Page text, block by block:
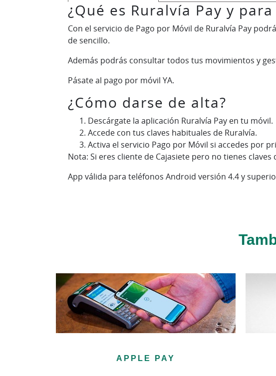
¿Qué es Ruralvía Pay y
Con el servicio de Pago por Móvil de Ruralvía Pay
de sencillo.
Además podrás consultar todos tus movimientos y
Pásate al pago por móvil YA.
¿Cómo darse de alta?
Descárgate la aplicación Ruralvía Pay en tu móvil.
Accede con tus claves habituales de Ruralvía.
Activa el servicio Pago por Móvil si accedes por
Nota: Si eres cliente de Cajasiete pero no tienes
App válida para teléfonos Android versión 4.4 y
APPLE PAY